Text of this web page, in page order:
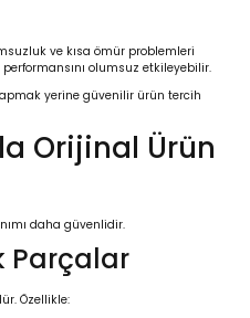
ve kısa ömür problemleri
olumsuz etkileyebilir.
yerine güvenilir ürün tercih
Orijinal Ürün
daha güvenlidir.
Parçalar
Özellikle: